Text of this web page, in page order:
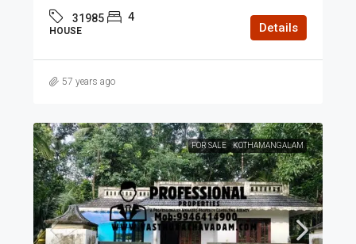
31985 4
HOUSE Details
57 years ago
FOR SALE KOTHAMANGALAM